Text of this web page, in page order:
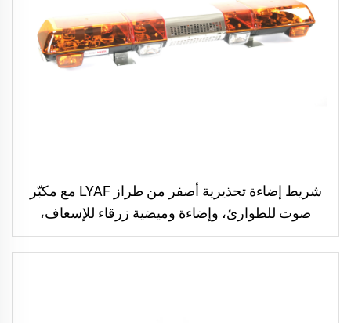
شريط إضاءة تحذيرية أصفر من طراز LYAF مع مكبّر
صوت للطوارئ، وإضاءة وميضية زرقاء للإسعاف،
وبوق وإنذار مع مكبّر صوت ومصباح تحذيري للسيارة